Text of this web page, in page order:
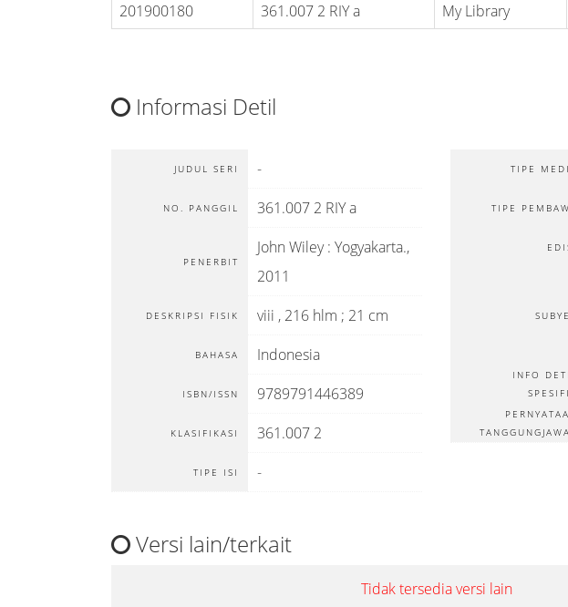
201900180 361.007 2 RIY a My Library
Informasi Detil
JUDUL SERI -
NO. PANGGIL 361.007 2 RIY a
PENERBIT
John Wiley: Yogyakarta.,
2011
DESKRIPSI FISIK viii , 216 hlm ; 21 cm
BAHASA Indonesia
ISBN/ISSN 9789791446389
KLASIFIKASI 361.007 2
TIPE ISI -
TIPE
TIPE
INFO
Versi lain/terkait
Tidak tersedia versi lain